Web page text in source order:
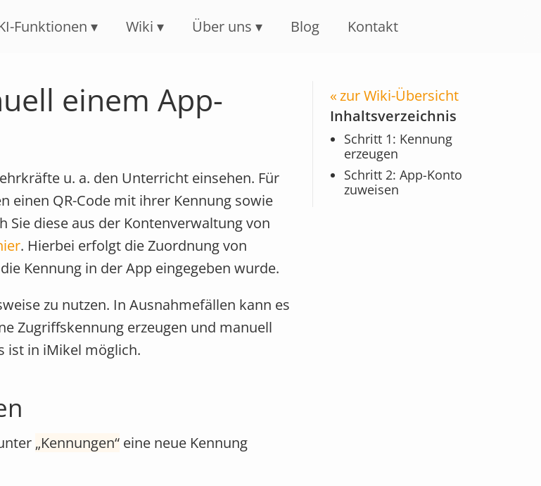
Funktionen Wiki Über uns Blog Kontakt
zur Wiki-Übersicht
Inhaltsverzeichnis
Schritt 1: Kennung
erzeugen
Schritt 2: App-Konto
zuweisen
einem App-
u. a. den Unterricht einsehen. Für
einen QR-Code mit ihrer Kennung sowie
Sie diese aus der Kontenverwaltung von
. Hierbei erfolgt die Zuordnung von
Kennung in der App eingegeben wurde.
zu nutzen. In Ausnahmefällen kann es
Zugriffskennung erzeugen und manuell
ist in iMikel möglich.
Kennungen eine neue Kennung